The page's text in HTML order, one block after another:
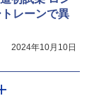
レーンで異
2024年10月10日